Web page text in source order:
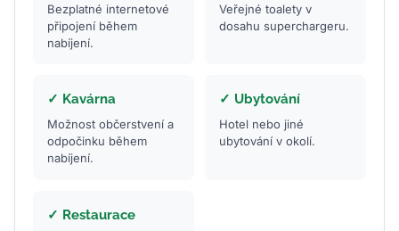
Bezplatné internetové
připojení během
nabíjení.
Veřejné toalety v
dosahu superchargeru.
✓ Kavárna
Možnost občerstvení a
odpočinku během
nabíjení.
✓ Ubytování
Hotel nebo jiné
ubytování v okolí.
✓ Restaurace